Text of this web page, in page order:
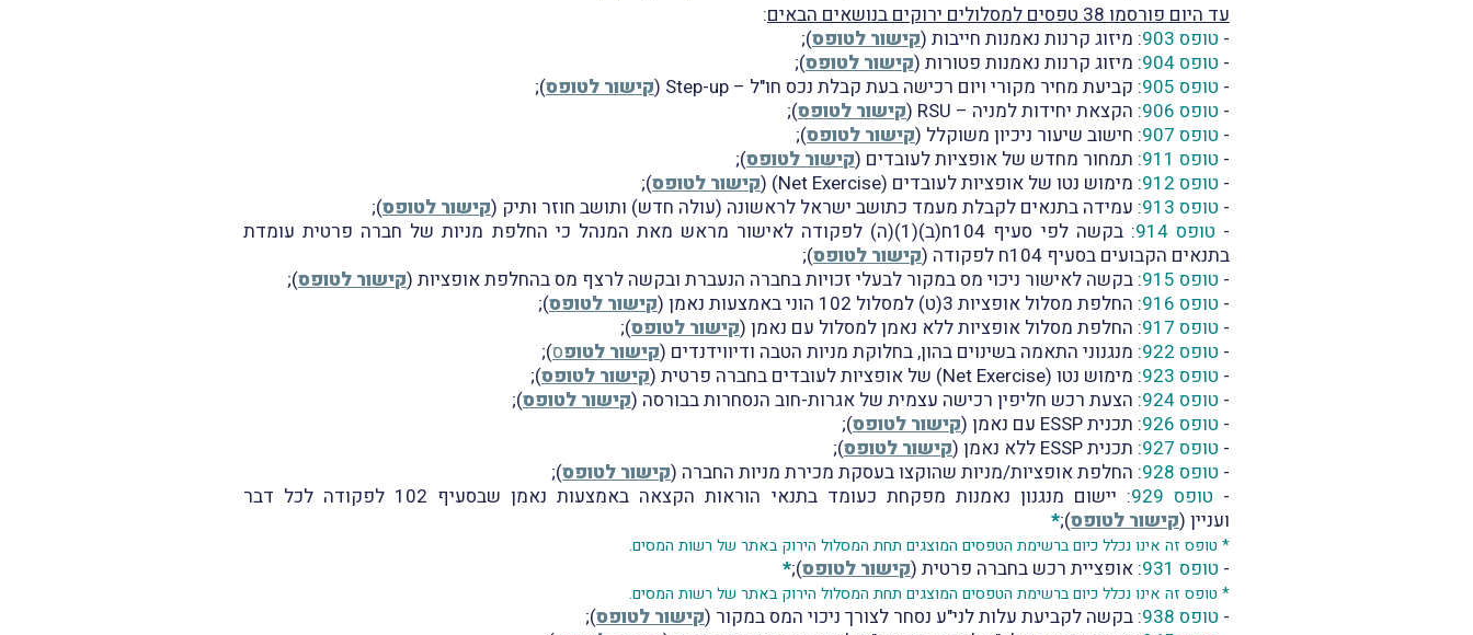
עד היום פורסמו 38 טפסים למסלולים ירוקים בנושאים הבאים
:
- טופס 903 : מיזוג קרנות נאמנות חייבות (קישור לטופס);
- טופס 904 : מיזוג קרנות נאמנות פטורות (קישור לטופס);
- טופס 905 : קביעת מחיר מקורי ויום רכישה בעת קבלת נכס חו"ל – Step-up ( קישור לטופס);
- טופס 906 : הקצאת יחידות למניה – RSU ( קישור לטופס);
- טופס 907 : חישוב שיעור ניכיון משוקלל (קישור לטופס);
- טופס 911 : תמחור מחדש של אופציות לעובדים (קישור לטופס);
- טופס 912 : מימוש נטו של אופציות לעובדים (Net Exercise) ( קישור לטופס);
- טופס 913 : עמידה בתנאים לקבלת מעמד כתושב ישראל לראשונה (עולה חדש) ותושב חוזר ותיק (קישור לטופס);
- טופס 914
: בקשה לפי סעיף 104ח(ב)(1)(ה) לפקודה לאישור מראש מאת המנהל כי החלפת מניות של חברה פרטית עומדת
בתנאים הקבועים בסעיף 104ח לפקודה (
קישור לטופס);
- טופס 915 : בקשה לאישור ניכוי מס במקור לבעלי זכויות בחברה הנעברת ובקשה לרצף מס בהחלפת אופציות (קישור לטופס);
- טופס 916 : החלפת מסלול אופציות 3(ט) למסלול 102 הוני באמצעות נאמן ( קישור לטופס);
- טופס 917 : החלפת מסלול אופציות ללא נאמן למסלול עם נאמן (קישור לטופס);
- טופס 922 : מנגנוני התאמה בשינוים בהון, בחלוקת מניות הטבה ודיווידנדים (קישור לטופס);
- טופס 923 : מימוש נטו (Net Exercise) של אופציות לעובדים בחברה פרטית ( קישור לטופס);
- טופס 924 : הצעת רכש חליפין רכישה עצמית של אגרות-חוב הנסחרות בבורסה (קישור לטופס);
- טופס 926 : תכנית ESSP עם נאמן ( קישור לטופס);
- טופס 927 : תכנית ESSP ללא נאמן ( קישור לטופס);
- טופס 928 : החלפת אופציות/מניות שהוקצו בעסקת מכירת מניות החברה (קישור לטופס);
- טופס 929
: יישום מנגנון נאמנות מפקחת כעומד בתנאי הוראות הקצאה באמצעות נאמן שבסעיף 102 לפקודה לכל דבר
ועניין (קישור לטופס);
*
* טופס זה אינו נכלל כיום ברשימת הטפסים המוצגים תחת המסלול הירוק באתר של רשות המסים.
- טופס 931 : אופציית רכש בחברה פרטית (קישור לטופס);
*
* טופס זה אינו נכלל כיום ברשימת הטפסים המוצגים תחת המסלול הירוק באתר של רשות המסים.
- טופס 938 : בקשה לקביעת עלות לני"ע נסחר לצורך ניכוי המס במקור (קישור לטופס);